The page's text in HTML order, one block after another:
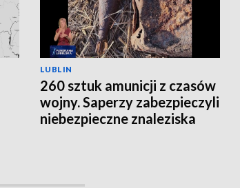
LUBLIN
260 sztuk amunicji z czasów
wojny. Saperzy zabezpieczyli
niebezpieczne znaleziska